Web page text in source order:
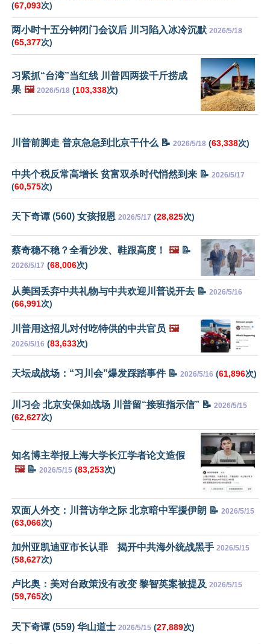
(67,093次)
两小时十五分钟闭门会议后 川习陷入冰冷沉默 2026/5/18
(65,377次)
习紧抓“台湾”当红线 川普四两拨千斤捞成
果 🖼️ 2026/5/18 (103,338次)
川普前脚走 普京急急到北京干什么 📝 2026/5/18 (63,338次)
中共个税反常高增长 贫富双杀时代悄然到来 📝 2026/5/17
(60,575次)
天下奇谭 (560) 女孩报恩 2026/5/17 (28,825次)
蔡奇稳不稳？全看沙发、鞋跟高度！ 🖼️📝
2026/5/17 (68,006次)
从美国丢弃中共礼物与中共欢迎川普说开去 📝 2026/5/16
(66,991次)
川普用这招儿对付吃特供的中共官员 🖼️
2026/5/16 (83,633次)
天坛成战场：“习川会”爆发踩踏事件 📝 2026/5/16 (61,896次)
川习会 北京安保如战场 川普留“接班指示信” 📝 2026/5/15
(62,627次)
知名博主举报上海大学长江学者论文造假
🖼️📝 2026/5/15 (83,253次)
双面人外交：川普访华之际 北京暗中军援伊朗 📝 2026/5/15
(63,066次)
加州亚凯迪亚市长认罪 揭开中共海外统战黑手 2026/5/15
(58,627次)
卢比奥：美对台政策没有改变 黎智英案被提及 2026/5/15
(59,765次)
天下奇谭 (559) 华山道士 2026/5/15 (27,889次)